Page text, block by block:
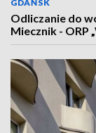
GDAŃSK
Odliczanie do
Miecznik - ORP